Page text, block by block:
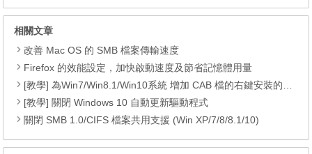
相關文章
改善 Mac OS 的 SMB 檔案傳輸速度
Firefox 的效能設定，加快啟動速度及節省記憶體用量
[教學] 為Win7/Win8.1/Win10系統 增加 CAB 檔的右鍵安裝的功能
[教學] 關閉 Windows 10 自動更新驅動程式
關閉 SMB 1.0/CIFS 檔案共用支援 (Win XP/7/8/8.1/10)